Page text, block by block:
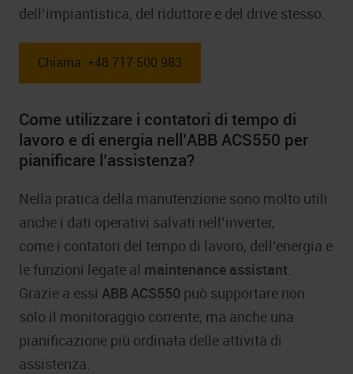
dell’impiantistica, del riduttore e del drive stesso.
Chiama: +48 717 500 983
Come utilizzare i contatori di tempo di
lavoro e di energia nell’ABB ACS550 per
pianificare l’assistenza?
Nella pratica della manutenzione sono molto utili
anche i dati operativi salvati nell’inverter,
come i contatori del tempo di lavoro, dell’energia e
le funzioni legate al maintenance assistant
Grazie a essi ABB ACS550 può supportare non
solo il monitoraggio corrente, ma anche una
pianificazione più ordinata delle attività di
assistenza.